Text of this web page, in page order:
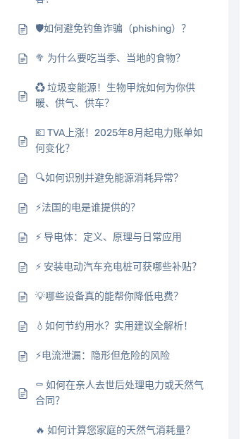
🛡️如何避免钓鱼诈骗（phishing）？
🥦 为什么要吃当季、当地的食物？
♻️ 垃圾变能源！生物甲烷如何为你供
暖、供气、供车？
💶 TVA上涨！2025年8月起电力账单如
何变化？
🔍如何识别并避免能源消耗异常？
⚡法国的电是谁提供的？
⚡ 导电体：定义、原理与日常应用
⚡ 安装电动汽车充电桩可获哪些补贴？
💡哪些设备真的能帮你降低电费？
💧如何节约用水？实用建议全解析！
⚡电流泄漏：隐形但危险的风险
⚰️ 如何在亲人去世后处理电力或天然气
合同？
🔥 如何计算您家庭的天然气消耗量？